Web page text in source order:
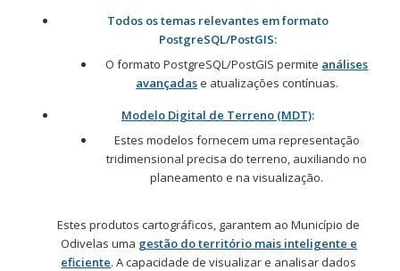
Todos os temas relevantes em formato
PostgreSQL/PostGIS:
O formato PostgreSQL/PostGIS permite análises
avançadase atualizações contínuas.
Modelo Digital de Terreno (MDT):
Estes modelos fornecem uma representação
tridimensional precisa do terreno, auxiliando no
planeamento e na visualização.
Estes produtos cartográficos, garantem ao Município de
Odivelas uma gestão do território mais inteligente e
eficiente. A capacidade de visualizar e analisar dados